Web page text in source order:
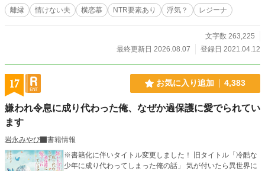
とうございます。
離縁 情けない夫 横恋慕 NTR要素あり 浮気？ レジーナ
文字数 263,225
最終更新日 2026.08.07
登録日 2021.04.12
17 お気に入り追加 4,383
嫌われ令息に成り代わった俺、なぜか過保護に愛でられてい
ます
岩永みやび
書籍情報
※書籍化に伴いタイトル変更しました！ 旧タイトル「冷酷な
少年に成り代わってしまった俺の話」 気が付いたら異世界に